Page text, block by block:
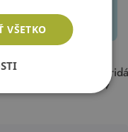
dobre cítiť.
každý týždeň
15.000 kúskov
VŠETKO